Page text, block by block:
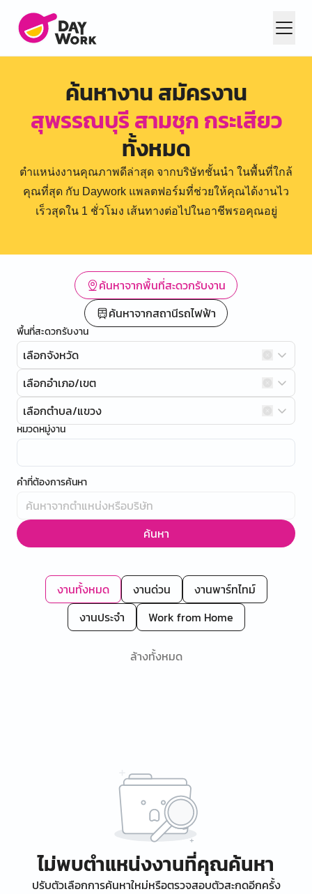
ค้นหางาน สมัครงาน
สุพรรณบุรี สามชุก กระเสียว
ทั้งหมด
ตำแหน่งงานคุณภาพดีล่าสุด จากบริษัทชั้นนำ ในพื้นที่ใกล้
คุณที่สุด กับ Daywork แพลตฟอร์มที่ช่วยให้คุณได้งานไว
เร็วสุดใน 1 ชั่วโมง เส้นทางต่อไปในอาชีพรอคุณอยู่
ค้นหาจากพื้นที่สะดวกรับงาน
ค้นหาจากสถานีรถไฟฟ้า
พื้นที่สะดวกรับงาน
เลือกจังหวัด
เลือกอำเภอ/เขต
เลือกตำบล/แขวง
หมวดหมู่งาน
คำที่ต้องการค้นหา
ค้นหา
งานทั้งหมด งานด่วน
งานพาร์ทไทม์
งานประจำ
Work from Home
ล้างทั้งหมด
ไม่พบตำแหน่งงานที่คุณค้นหา
ปรับตัวเลือกการค้นหาใหม่หรือตรวจสอบตัวสะกดอีกครั้ง